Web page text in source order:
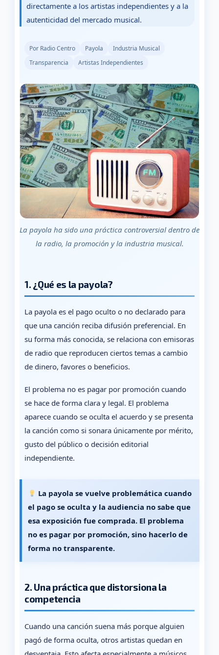
directamente a los artistas independientes y a la
autenticidad del mercado musical.
Por Radio Centro Payola
Industria Musical
Transparencia
Artistas Independientes
La payola ha sido una práctica controversial dentro de
la radio, la promoción y la industria musical.
1. ¿Qué es la payola?
La payola es el pago oculto o no declarado para
que una canción reciba difusión preferencial. En
su forma más conocida, se relaciona con emisoras
de radio que reproducen ciertos temas a cambio
de dinero, favores o beneficios.
El problema no es pagar por promoción cuando
se hace de forma clara y legal. El problema
aparece cuando se oculta el acuerdo y se presenta
la canción como si sonara únicamente por mérito,
gusto del público o decisión editorial
independiente.
La payola se vuelve problemática cuando
el pago se oculta y la audiencia no sabe que
esa exposición fue comprada. El problema
no es pagar por promoción, sino hacerlo de
forma no transparente.
2. Una práctica que distorsiona la
competencia
Cuando una canción suena más porque alguien
pagó de forma oculta, otros artistas quedan en